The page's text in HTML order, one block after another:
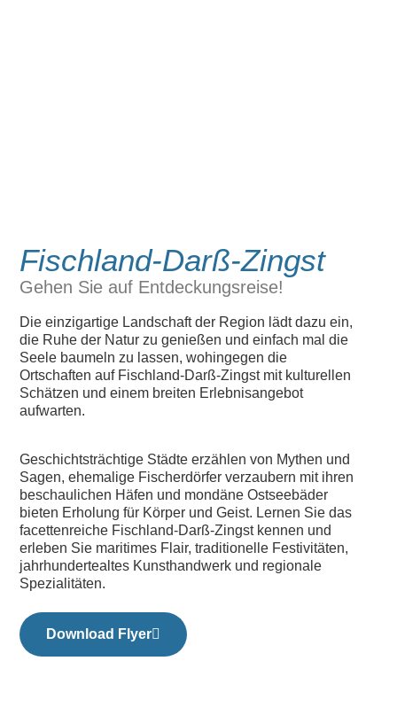
Fischland-Darß-Zingst
Gehen Sie auf Entdeckungsreise!
Die einzigartige Landschaft der Region lädt dazu ein,
die Ruhe der Natur zu genießen undeinfach mal die
Seele baumeln zu lassen, wohingegen die
Ortschaften auf Fischland-Darß-Zingst mit kulturellen
Schätzen und einem breiten Erlebnisangebot
aufwarten.
Geschichtsträchtige Städte erzählen von Mythen und
Sagen, ehemalige Fischerdörferverzaubern mit ihren
beschaulichen Häfen und mondäne Ostseebäder
bieten Erholung für Körper und Geist. Lernen Sie das
facettenreiche Fischland-Darß-Zingst kennen und
erleben Sie maritimes Flair, traditionelle Festivitäten,
jahrhundertealtes Kunsthandwerk und regionale
Spezialitäten.
Download Flyer